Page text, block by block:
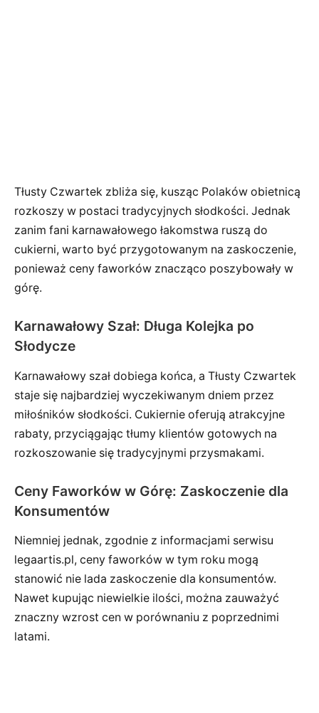
Tłusty Czwartek zbliża się, kusząc Polaków obietnicą
rozkoszy w postaci tradycyjnych słodkości. Jednak
zanim fani karnawałowego łakomstwa ruszą do
cukierni, warto być przygotowanym na zaskoczenie,
ponieważ ceny faworków znacząco poszybowały w
górę.
Karnawałowy Szał: Długa Kolejka po
Słodycze
Karnawałowy szał dobiega końca, a Tłusty Czwartek
staje się najbardziej wyczekiwanym dniem przez
miłośników słodkości. Cukiernie oferują atrakcyjne
rabaty, przyciągając tłumy klientów gotowych na
rozkoszowanie się tradycyjnymi przysmakami.
Ceny Faworków w Górę: Zaskoczenie dla
Konsumentów
Niemniej jednak, zgodnie z informacjami serwisu
legaartis.pl, ceny faworków w tym roku mogą
stanowić nie lada zaskoczenie dla konsumentów.
Nawet kupując niewielkie ilości, można zauważyć
znaczny wzrost cen w porównaniu z poprzednimi
latami.